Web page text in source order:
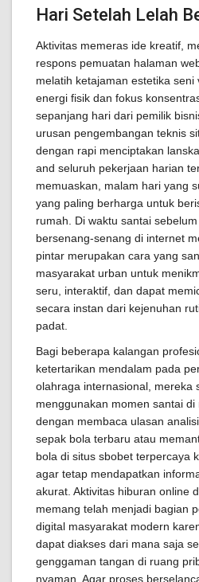
Hari Setelah Lelah
Aktivitas memeras ide kreatif,
respons pemuatan halaman
melatih ketajaman estetika
energi fisik dan fokus
sepanjang hari dari pemilik
urusan pengembangan teknis
dengan rapi menciptakan
and seluruh pekerjaan harian
memuaskan, malam hari yang
yang paling berharga untuk
rumah. Di waktu santai
bersenang-senang di internet
pintar merupakan cara yang
masyarakat urban untuk
seru, interaktif, dan dapat
secara instan dari kejenuhan
padat.
Bagi beberapa kalangan
ketertarikan mendalam pada
olahraga internasional, mereka
menggunakan momen santai
dengan membaca ulasan
sepak bola terbaru atau
bola di situs sbobet terpercaya
agar tetap mendapatkan
akurat. Aktivitas hiburan online
memang telah menjadi bagian
digital masyarakat modern
dapat diakses dari mana saja
genggaman tangan di ruang
nyaman. Agar proses